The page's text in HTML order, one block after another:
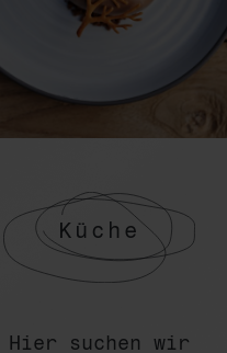
Küche
Hier suchen wir